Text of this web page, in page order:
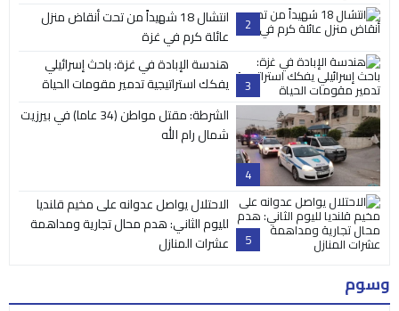
2
انتشال 18 شهيداً من تحت أنقاض منزل
عائلة كرم في غزة
3
هندسة الإبادة في غزة: باحث إسرائيلي
يفكك استراتيجية تدمير مقومات الحياة
4
الشرطة: مقتل مواطن (34 عاما) في بيرزيت
شمال رام الله
5
الاحتلال يواصل عدوانه على مخيم قلنديا
لليوم الثاني: هدم محال تجارية ومداهمة
عشرات المنازل
وسوم